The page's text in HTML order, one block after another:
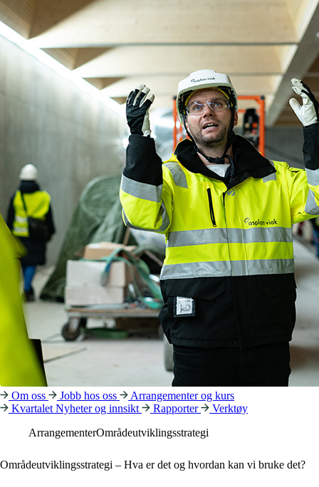
Om oss Jobb hos oss
Arrangementer og kurs
Kvartalet Nyheter og innsikt Rapporter
Verktøy
ArrangementerOmrådeutviklingsstrategi
Områdeutviklingsstrategi – Hva er det og hvordan kan vi bruke det?